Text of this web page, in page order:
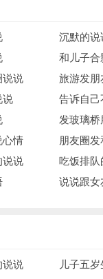
的骄傲，五星红旗你
远是我们的骄傲和自
水，浇灌祖国这颗
唱祖国;我想写首诗
年生日快乐！”
，大山用巍峨见证
沉默的说
和儿子合
说说
旅游发朋
说
告诉自己
发玻璃桥
心情
朋友圈
说说
吃饭排队
说说跟女
说说
儿子五